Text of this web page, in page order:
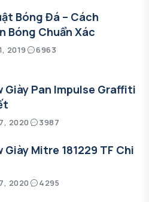
Bóng Đá – Cách
Bóng Chuẩn Xác
2019 6963
Giày Pan Impulse Graffiti
2020 3987
Giày Mitre 181229 TF Chi
2020 4295